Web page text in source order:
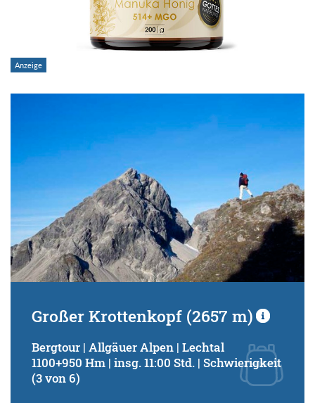
Großer Krottenkopf (2657 m)
Bergtour | Allgäuer Alpen | Lechtal
1100+950 Hm | insg. 11:00 Std. | Schwierigkeit
(3 von 6)